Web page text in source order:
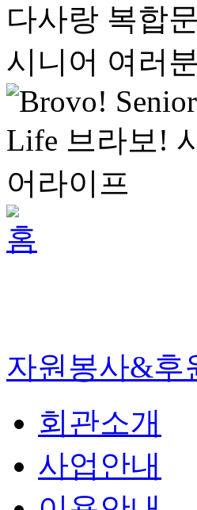
다사랑 복합
시니어 여러
자원봉사&후
회관소개
사업안내